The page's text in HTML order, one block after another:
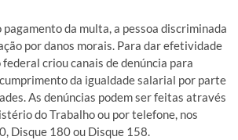
pagamento da multa, a pessoa discriminada
por danos morais. Para dar efetividade
criou canais de denúncia para
da igualdade salarial por parte
As denúncias podem ser feitas através
do Trabalho ou por telefone, nos
Disque 180 ou Disque 158.